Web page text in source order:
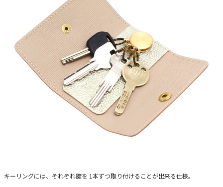
キーリングには、それぞれ鍵を 1本ずつ取り付けることが出来る仕様。